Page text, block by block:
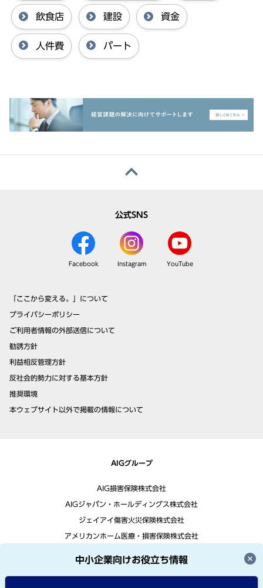
飲食店 建設 資金
人件費 パート
中小企業向けお役立ち情報
公式SNS
Facebook Instagram YouTube
「ここから変える。」について
プライバシーポリシー
ご利用者情報の外部送信について
勧誘方針
利益相反管理方針
反社会的勢力に対する基本方針
推奨環境
本ウェブサイト以外で掲載の情報について
AIGグループ
AIG損害保険株式会社
AIGジャパン・ホールディングス株式会社
ジェイアイ傷害火災保険株式会社
アメリカンホーム医療・損害保険株式会社